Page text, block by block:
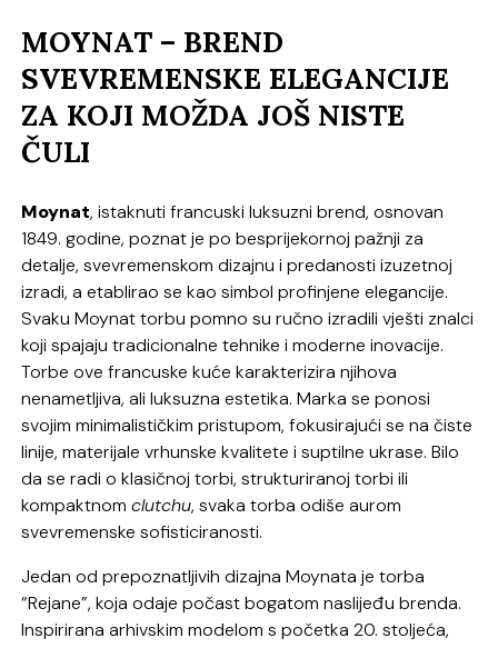
MOYNAT – BREND
SVEVREMENSKE ELEGANCIJE
ZA KOJI MOŽDA JOŠ NISTE
ČULI
Moynat, istaknuti francuski luksuzni brend, osnovan
1849. godine, poznat je po besprijekornoj pažnji za
detalje, svevremenskom dizajnu i predanosti izuzetnoj
izradi, a etablirao se kao simbol profinjene elegancije.
Svaku Moynat torbu pomno su ručno izradili vješti znalci
koji spajaju tradicionalne tehnike i moderne inovacije.
Torbe ove francuske kuće karakterizira njihova
nenametljiva, ali luksuzna estetika. Marka se ponosi
svojim minimalističkim pristupom, fokusirajući se na čiste
linije, materijale vrhunske kvalitete i suptilne ukrase. Bilo
da se radi o klasičnoj torbi, strukturiranoj torbi ili
kompaktnomclutchu, svaka torba odiše aurom
svevremenske sofisticiranosti.
Jedan od prepoznatljivih dizajna Moynata je torba
“Rejane”, koja odaje počast bogatom naslijeđu brenda.
Inspirirana arhivskim modelom s početka 20. stoljeća,